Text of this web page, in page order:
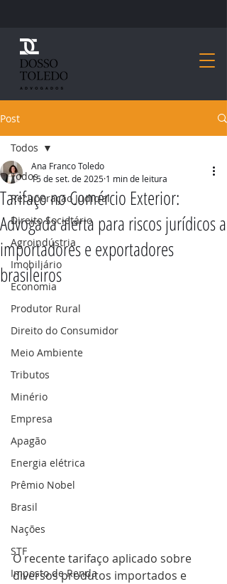
Post
Todos
Recuperação Judicial
Direito Societário
Agroindústria
Imobiliário
Economia
Produtor Rural
Direito do Consumidor
Meio Ambiente
Tributos
Minério
Empresa
Apagão
Energia elétrica
Prêmio Nobel
Brasil
Nações
STF
Imposto de Renda
Todos
Tarifaço no Comércio Exterior:
Advogada alerta para riscos jurídicos a
importadores e exportadores
brasileiros
Ana Franco Toledo
15 de set. de 2025 1 min de leitura
O recente tarifaço aplicado sobre
diversos produtos importados e